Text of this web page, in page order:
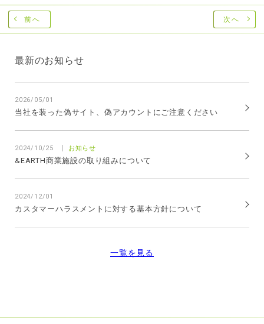
前へ 次へ
最新のお知らせ
2026/05/01
当社を装った偽サイト、偽アカウントにご注意ください
2024/10/25 お知らせ
&EARTH商業施設の取り組みについて
2024/12/01
カスタマーハラスメントに対する基本方針について
一覧を見る